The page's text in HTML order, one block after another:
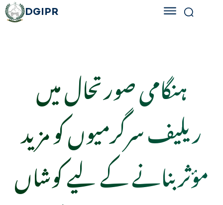
DGIPR
ہنگامی صورتحال میں
ریلیف سرگرمیوں کو مزید
مؤثر بنانے کے لیے کوشاں